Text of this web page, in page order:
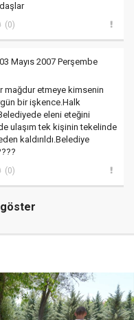
(0)
Mayıs 2007 Perşembe
mağdur etmeye kimsenin
bir işkence.Halk
eleni eteğini
ulaşım tek kişinin tekelinde
kaldırıldı.Belediye
(0)
göster